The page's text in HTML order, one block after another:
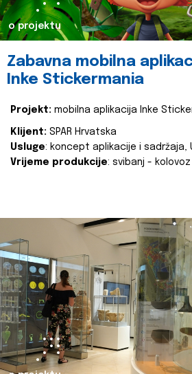
o projektu
Zabavna mobilna
Inke Stickermania
Projekt: mobilna aplikacija Inke
Klijent: SPAR Hrvatska
Usluge: koncept aplikacije i sadržaja,
Vrijeme produkcije: svibanj - kolovoz